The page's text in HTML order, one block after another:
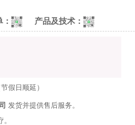
： 产品及技术：
假日顺延）
发货并提供售后服务。